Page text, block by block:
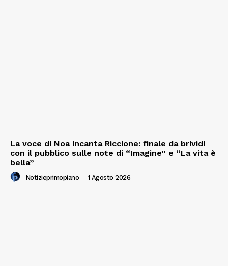
La voce di Noa incanta Riccione: finale da brividi
con il pubblico sulle note di “Imagine” e “La vita è
bella”
Notizieprimopiano - 1 Agosto 2026